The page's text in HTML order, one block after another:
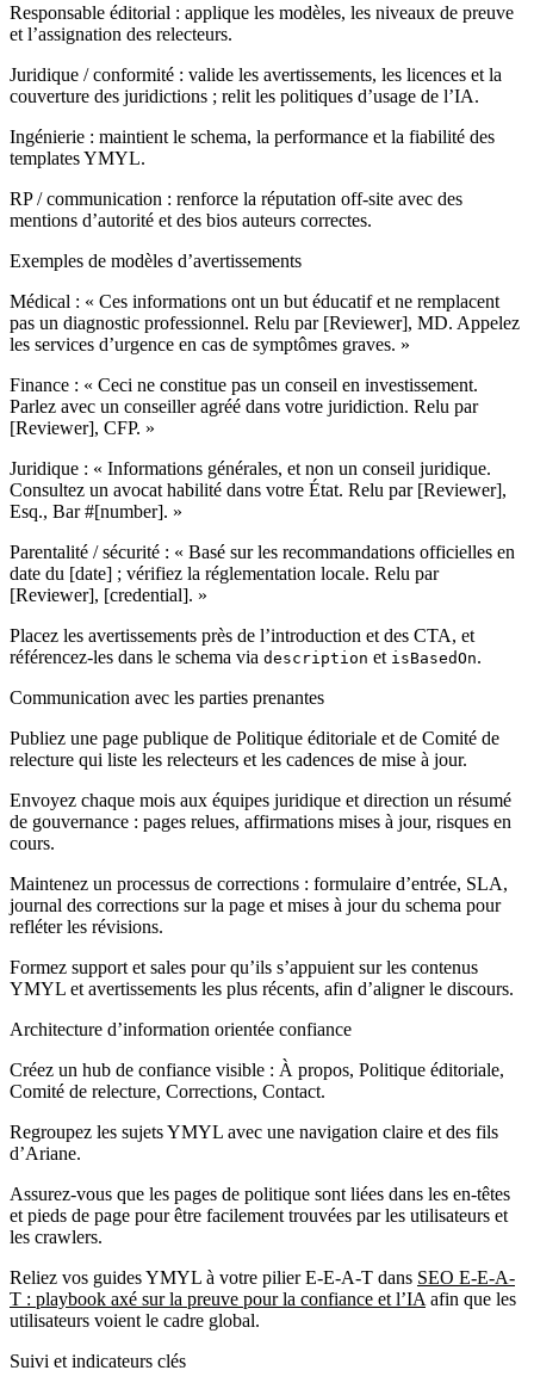
Responsable éditorial : applique les modèles, les niveaux de preuve
et l’assignation des relecteurs.
Juridique / conformité : valide les avertissements, les licences et la
couverture des juridictions ; relit les politiques d’usage de l’IA.
Ingénierie : maintient le schema, la performance et la fiabilité des
templates YMYL.
RP / communication : renforce la réputation off‑site avec des
mentions d’autorité et des bios auteurs correctes.
Exemples de modèles d’avertissements
Médical : « Ces informations ont un but éducatif et ne remplacent
pas un diagnostic professionnel. Relu par [Reviewer], MD. Appelez
les services d’urgence en cas de symptômes graves. »
Finance : « Ceci ne constitue pas un conseil en investissement.
Parlez avec un conseiller agréé dans votre juridiction. Relu par
[Reviewer], CFP. »
Juridique : « Informations générales, et non un conseil juridique.
Consultez un avocat habilité dans votre État. Relu par [Reviewer],
Esq., Bar #[number]. »
Parentalité / sécurité : « Basé sur les recommandations officielles en
date du [date] ; vérifiez la réglementation locale. Relu par
[Reviewer], [credential]. »
Placez les avertissements près de l’introduction et des CTA, et
référencez‑les dans le schema via description et isBasedOn.
Communication avec les parties prenantes
Publiez une page publique de Politique éditoriale et de Comité de
relecture qui liste les relecteurs et les cadences de mise à jour.
Envoyez chaque mois aux équipes juridique et direction un résumé
de gouvernance : pages relues, affirmations mises à jour, risques en
cours.
Maintenez un processus de corrections : formulaire d’entrée, SLA,
journal des corrections sur la page et mises à jour du schema pour
refléter les révisions.
Formez support et sales pour qu’ils s’appuient sur les contenus
YMYL et avertissements les plus récents, afin d’aligner le discours.
Architecture d’information orientée confiance
Créez un hub de confiance visible : À propos, Politique éditoriale,
Comité de relecture, Corrections, Contact.
Regroupez les sujets YMYL avec une navigation claire et des fils
d’Ariane.
Assurez‑vous que les pages de politique sont liées dans les en‑têtes
et pieds de page pour être facilement trouvées par les utilisateurs et
les crawlers.
Reliez vos guides YMYL à votre pilier E-E-A-T dans SEO E-E-A-
T : playbook axé sur la preuve pour la confiance et l’IA afin que les
utilisateurs voient le cadre global.
Suivi et indicateurs clés